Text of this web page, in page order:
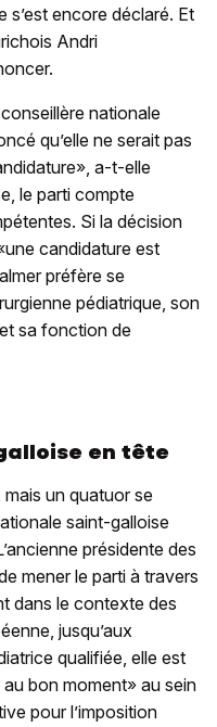
s’est encore déclaré. Et
Andri
nationale
qu’elle ne serait pas
a-t-elle
le parti compte
Si la décision
candidature est
préfère se
pédiatrique, son
sa fonction de
en tête
un quatuor se
saint-galloise
présidente des
mener le parti à travers
dans le contexte des
jusqu’aux
qualifiée, elle est
bon moment» au sein
pour l’imposition